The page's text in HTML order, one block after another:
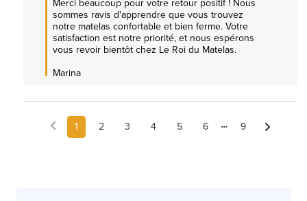
sommes ravis d'apprendre que vous trouvez
notre matelas confortable et bien ferme. Votre
satisfaction est notre priorité, et nous espérons
vous revoir bientôt chez Le Roi du Matelas.
Marina
1 2 3 4 5 6 9